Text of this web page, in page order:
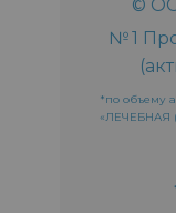
*по объему
«ЛЕЧЕБНАЯ
№ 1
©